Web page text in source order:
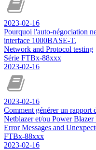
2023-02-16
Pourquoi l'auto-négociation
interface 1000BASE-T.
Network and Protocol testing
Série FTBx-88xxx
2023-02-16
2023-02-16
Comment générer un rapport
Netblazer et/ou Power Blazer
Error Messages and
FTBx-88xxx
2023-02-16